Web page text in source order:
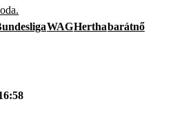
WAGHerthabarátnő